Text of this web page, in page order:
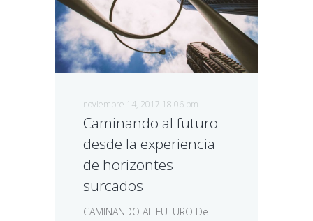
noviembre 14, 2017 18:06 pm
Caminando al futuro
desde la experiencia
de horizontes
surcados
CAMINANDO AL FUTURO De